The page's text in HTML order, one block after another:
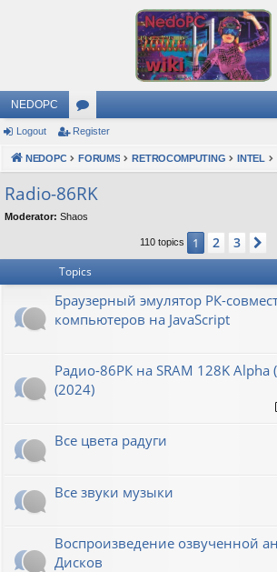
NEDOPC
or
u
m
s
Logout Register
NEDOPC FORUMS RETROCOMPUTING INTEL
Radio-86RK
Moderator: Shaos
110 topics 1 2 3
Topics
Браузерный эмулятор РК-
компьютеров на JavaScript
Радио-86РК на SRAM 128K Alpha
(2024)
Все цвета радуги
Все звуки музыки
Воспроизведение озвученной
Дисков